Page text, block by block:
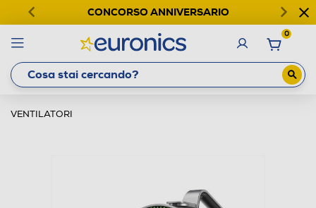
CONCORSO ANNIVERSARIO
0
VENTILATORI